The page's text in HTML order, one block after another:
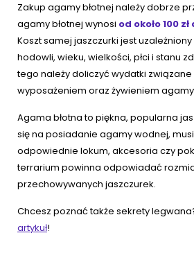
Zakup agamy błotnej należy dobrze
agamy błotnej wynosi od około 100
Koszt samej jaszczurki jest
hodowli, wieku, wielkości, płci i stanu
tego należy doliczyć wydatki
wyposażeniem oraz żywieniem agamy
Agama błotna to piękna, popularna
się na posiadanie agamy wodnej,
odpowiednie lokum, akcesoria czy
terrarium powinna odpowiadać
przechowywanych jaszczurek.
Chcesz poznać także sekrety
artykuł!